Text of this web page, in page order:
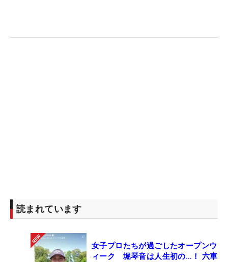
読まれています
女子プロたちが過ごしたオープンウ
ィーク 堀琴音は人生初の…！ 六車